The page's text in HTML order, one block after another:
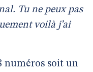
Tu ne peux pas
voilà j’ai
numéros soit un